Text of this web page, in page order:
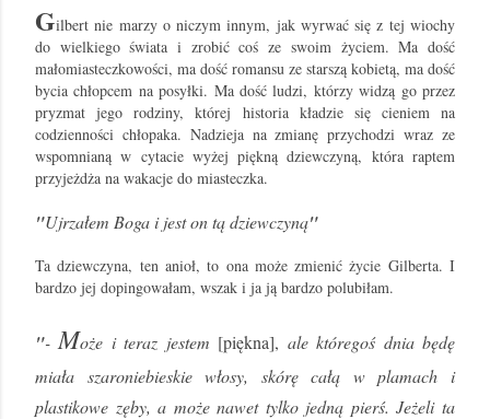
Gilbert nie marzy o niczym innym, jak wyrwać się z tej wiochy
do wielkiego świata i zrobić coś ze swoim życiem. Ma dość
małomiasteczkowości, ma dość romansu ze starszą kobietą, ma dość
bycia chłopcem na posyłki. Ma dość ludzi, którzy widzą go przez
pryzmat jego rodziny, której historia kładzie się cieniem na
codzienności chłopaka. Nadzieja na zmianę przychodzi wraz ze
wspomnianą w cytacie wyżej piękną dziewczyną, która raptem
przyjeżdża na wakacje do miasteczka.
"Ujrzałem Boga i jest on tą dziewczyną"
Ta dziewczyna, ten anioł, to ona może zmienić życie Gilberta. I
bardzo jej dopingowałam, wszak i ja ją bardzo polubiłam.
"- Może i teraz jestem [piękna], ale któregoś dnia będę
miała szaroniebieskie włosy, skórę całą w plamach i
plastikowe zęby, a może nawet tylko jedną pierś. Jeżeli ta